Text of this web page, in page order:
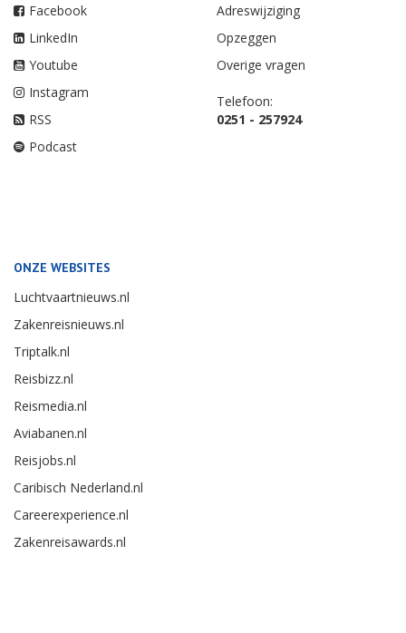
Facebook
LinkedIn
Youtube
Instagram
RSS
Podcast
Adreswijziging
Opzeggen
Overige vragen
Telefoon:
0251 - 257924
ONZE WEBSITES
Luchtvaartnieuws.nl
Zakenreisnieuws.nl
Triptalk.nl
Reisbizz.nl
Reismedia.nl
Aviabanen.nl
Reisjobs.nl
Caribisch Nederland.nl
Careerexperience.nl
Zakenreisawards.nl